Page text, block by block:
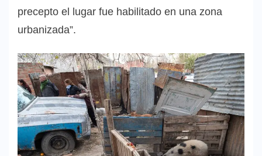
precepto el lugar fue habilitado en una zona
urbanizada”.